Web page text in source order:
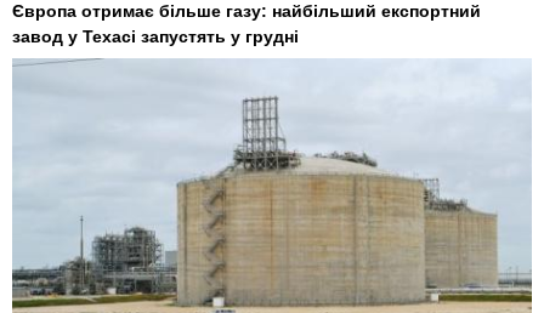
Європа отримає більше газу: найбільший експортний
завод у Техасі запустять у грудні